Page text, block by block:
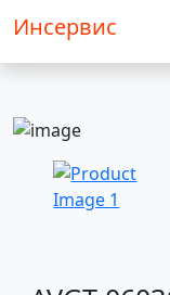
Инсервис